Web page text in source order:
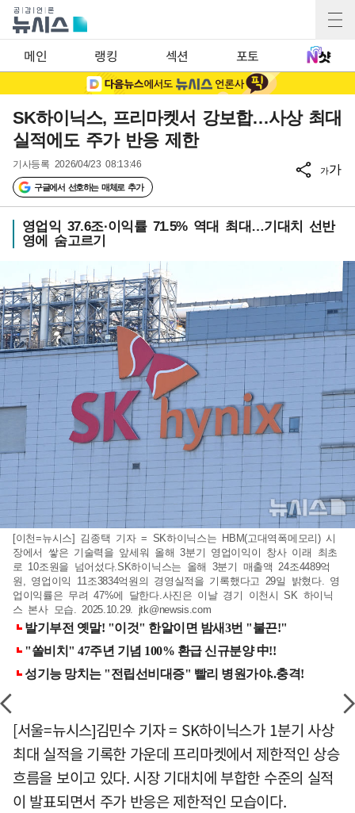
메인 랭킹 섹션 포토
SK하이닉스, 프리마켓서 강보합…사상 최대
실적에도 주가 반응 제한
기사등록 2026/04/23 08:13:46
구글에서 선호하는 매체로 추가
가가
영업익 37.6조·이익률 71.5% 역대 최대…기대치 선반
영에 숨고르기
[이천=뉴시스] 김종택 기자 = SK하이닉스는 HBM(고대역폭메모리) 시
장에서 쌓은 기술력을 앞세워 올해 3분기 영업이익이 창사 이래 최초
로 10조원을 넘어섰다.SK하이닉스는 올해 3분기 매출액 24조4489억
원, 영업이익 11조3834억원의 경영실적을 기록했다고 29일 밝혔다. 영
업이익률은 무려 47%에 달한다.사진은 이날 경기 이천시 SK 하이닉
스 본사 모습. 2025.10.29. jtk@newsis.com
[서울=뉴시스]김민수 기자 = SK하이닉스가 1분기 사상
최대 실적을 기록한 가운데 프리마켓에서 제한적인 상승
흐름을 보이고 있다. 시장 기대치에 부합한 수준의 실적
이 발표되면서 주가 반응은 제한적인 모습이다.